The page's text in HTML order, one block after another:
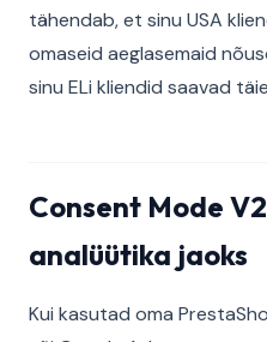
tähendab, et sinu USA
omaseid aeglasemaid
sinu ELi kliendid saavad
Consent Mode
analüütika jaoks
Kui kasutad oma